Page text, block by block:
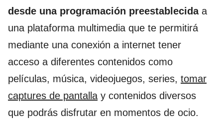
desde una programación preestablecida a
una plataforma multimedia que te permitirá
mediante una conexión a internet tener
acceso a diferentes contenidos como
películas, música, videojuegos, series, tomar
captures de pantalla y contenidos diversos
que podrás disfrutar en momentos de ocio.